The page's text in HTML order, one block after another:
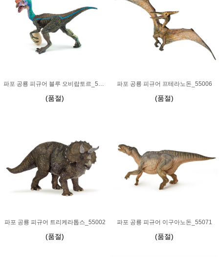
파포 공룡 피규어 블루 오비랍토르_55059
(품절)
파포 공룡 피규어 프테라노돈_55006
(품절)
파포 공룡 피규어 트리케라톱스_55002
(품절)
파포 공룡 피규어 이구아노돈_55071
(품절)